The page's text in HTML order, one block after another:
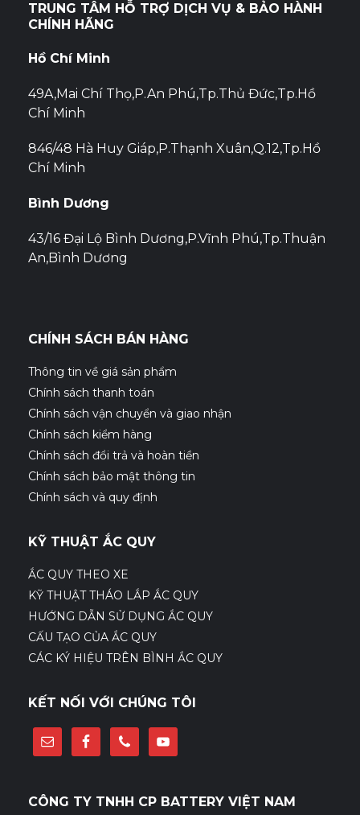
TRUNG TÂM HỖ TRỢ DỊCH VỤ & BẢO HÀNH
CHÍNH HÃNG
Hồ Chí Minh
49A,Mai Chí Thọ,P.An Phú,Tp.Thủ Đức,Tp.Hồ
Chí Minh
846/48 Hà Huy Giáp,P.Thạnh Xuân,Q.12,Tp.Hồ
Chí Minh
Bình Dương
43/16 Đại Lộ Bình Dương,P.Vĩnh Phú,Tp.Thuận
An,Bình Dương
CHÍNH SÁCH BÁN HÀNG
Thông tin về giá sản phẩm
Chính sách thanh toán
Chính sách vận chuyển và giao nhận
Chính sách kiểm hàng
Chính sách đổi trả và hoàn tiền
Chính sách bảo mật thông tin
Chính sách và quy định
KỸ THUẬT ẮC QUY
ẮC QUY THEO XE
KỸ THUẬT THÁO LẮP ẮC QUY
HƯỚNG DẪN SỬ DỤNG ẮC QUY
CẤU TẠO CỦA ẮC QUY
CÁC KÝ HIỆU TRÊN BÌNH ẮC QUY
KẾT NỐI VỚI CHÚNG TÔI
CÔNG TY TNHH CP BATTERY VIỆT NAM